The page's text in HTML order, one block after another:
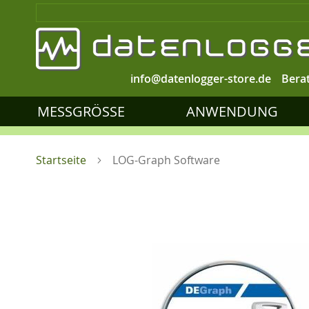
info@datenlogger-store.de
MESSGRÖSSE ANWENDUNG
Startseite LOG-Graph Software